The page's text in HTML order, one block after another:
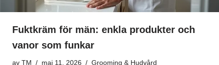
Fuktkräm för män: enkla produkter och
vanor som funkar
av TM maj 11, 2026 Grooming & Hudvård